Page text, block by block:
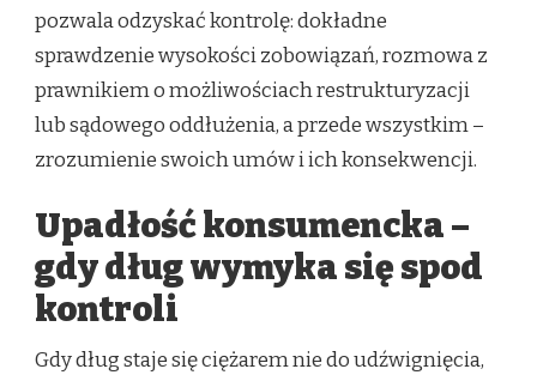
pozwala odzyskać kontrolę: dokładne
sprawdzenie wysokości zobowiązań, rozmowa z
prawnikiem o możliwościach restrukturyzacji
lub sądowego oddłużenia, a przede wszystkim –
zrozumienie swoich umów i ich konsekwencji.
Upadłość konsumencka –
gdy dług wymyka się spod
kontroli
Gdy dług staje się ciężarem nie do udźwignięcia,